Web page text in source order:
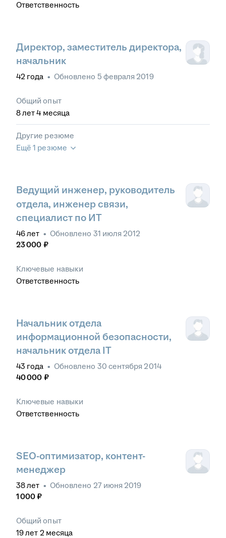
Ответственность
Директор, заместитель директора,
начальник
42 года • Обновлено 5 февраля 2019
Общий опыт
8лет 4 месяца
Другие резюме
Ещё 1 резюме
Ведущий инженер, руководитель
отдела, инженер связи,
специалист по ИТ
46лет • Обновлено 31 июля 2012
23 000 ₽
Ключевые навыки
Ответственность
Начальник отдела
информационной безопасности,
начальник отдела IT
43 года • Обновлено 30 сентября 2014
40 000 ₽
Ключевые навыки
Ответственность
SEO-оптимизатор, контент-
менеджер
38лет • Обновлено 27 июня 2019
1 000 ₽
Общий опыт
19лет 2 месяца